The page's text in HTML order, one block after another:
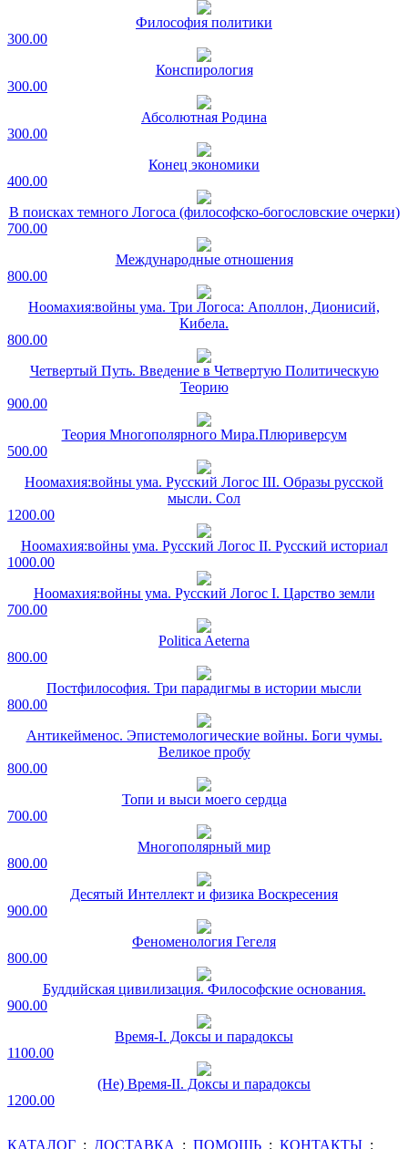
Философия политики
300.00
Конспирология
300.00
Абсолютная Родина
300.00
Конец экономики
400.00
В поисках темного Логоса (философско-богословские очерки)
700.00
Международные отношения
800.00
Ноомахия:войны ума. Три Логоса: Аполлон, Дионисий,
Кибела.
800.00
Четвертый Путь. Введение в Четвертую Политическую
Теорию
900.00
Теория Многополярного Мира.Плюриверсум
500.00
Ноомахия:войны ума. Русский Логос III. Образы русской
мысли. Сол
1200.00
Ноомахия:войны ума. Русский Логос II. Русский историал
1000.00
Ноомахия:войны ума. Русский Логос I. Царство земли
700.00
Politica Aeterna
800.00
Постфилософия. Три парадигмы в истории мысли
800.00
Антикейменос. Эпистемологические войны. Боги чумы.
Великое пробу
800.00
Топи и выси моего сердца
700.00
Многополярный мир
800.00
Десятый Интеллект и физика Воскресения
900.00
Феноменология Гегеля
800.00
Буддийская цивилизация. Философские основания.
900.00
Время-I. Доксы и парадоксы
1100.00
(Не) Время-II. Доксы и парадоксы
1200.00
КАТАЛОГ : ДОСТАВКА : ПОМОЩЬ : КОНТАКТЫ :